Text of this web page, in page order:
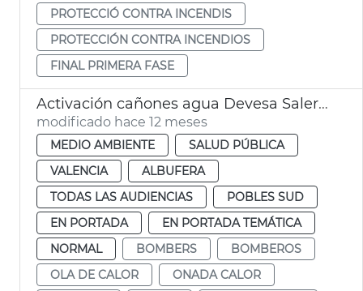
PROTECCIÓ CONTRA INCENDIS
PROTECCIÓN CONTRA INCENDIOS
FINAL PRIMERA FASE
Activación cañones agua Devesa Saler ola calor
modificado hace 12 meses
MEDIO AMBIENTE
SALUD PÚBLICA
VALENCIA
ALBUFERA
TODAS LAS AUDIENCIAS
POBLES SUD
EN PORTADA
EN PORTADA TEMÁTICA
NORMAL
BOMBERS
BOMBEROS
OLA DE CALOR
ONADA CALOR